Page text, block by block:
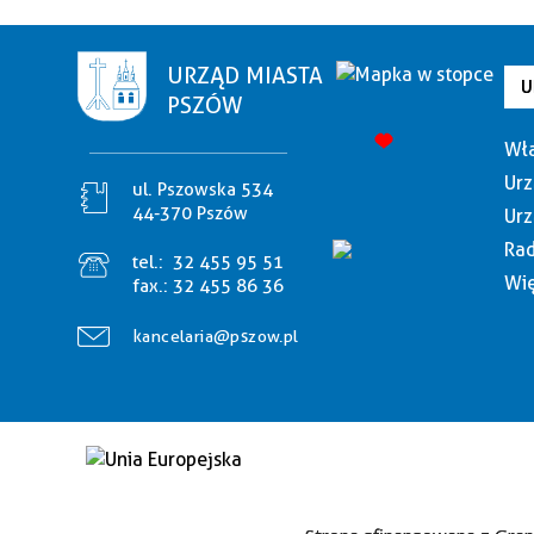
URZĄD MIASTA
PSZÓW
ul. Pszowska 534
44-370 Pszów
tel.: 32 455 95 51
fax.: 32 455 86 36
kancelaria@pszow.pl